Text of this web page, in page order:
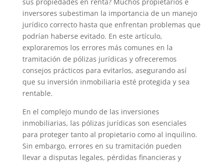
sus propiedades en renta? Muchos propietarios e
inversores subestiman la importancia de un manejo
jurídico correcto hasta que enfrentan problemas que
podrían haberse evitado. En este artículo,
exploraremos los errores más comunes en la
tramitación de pólizas jurídicas y ofreceremos
consejos prácticos para evitarlos, asegurando así
que su inversión inmobiliaria esté protegida y sea
rentable.
En el complejo mundo de las inversiones
inmobiliarias, las pólizas jurídicas son esenciales
para proteger tanto al propietario como al inquilino.
Sin embargo, errores en su tramitación pueden
llevar a disputas legales, pérdidas financieras y